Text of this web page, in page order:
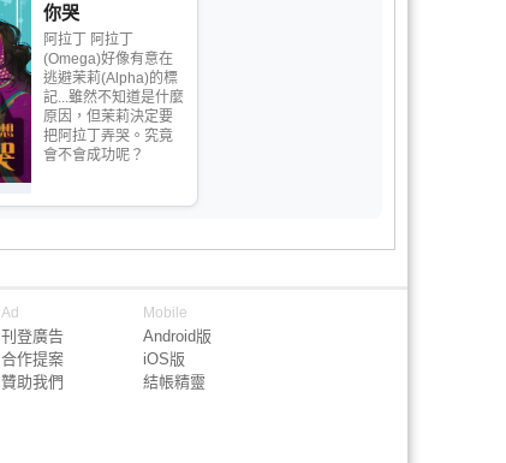
你哭
阿拉丁 阿拉丁
(Omega)好像有意在
逃避茉莉(Alpha)的標
記...雖然不知道是什麼
原因，但茉莉決定要
把阿拉丁弄哭。究竟
會不會成功呢？
Ad
刊登廣告
合作提案
贊助我們
Mobile
Android版
iOS版
結帳精靈